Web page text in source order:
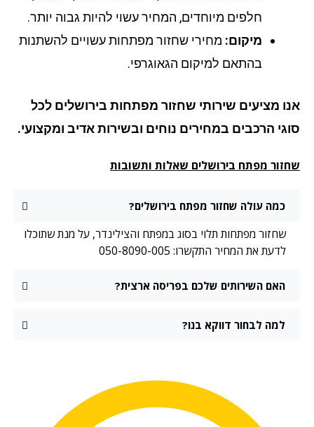
חלפים מיוחדים, המחיר עשוי להיות גבוה יותר.
מיקום:מחירי שחזור מפתחות עשויים להשתנות
בהתאם למיקום הגאוגרפי.
מציעים שירותי שחזור מפתחותבירושליםלכל
הרכבים במחירים נוחים ובשירות אדיב ומקצועי.
מפתח בירושלים שאלות ותשובות
כמה עולה שחזור מפתח בירושלים?
שחזור מפתחות תלוי בסוג במפתח והצילינדר, על מנת שתוכלו
לדעת את המחיר התקשרו: 050-8090-005
האם השירותים שלכם בפריסה ארצית?
למה לבחור דווקא בנו?